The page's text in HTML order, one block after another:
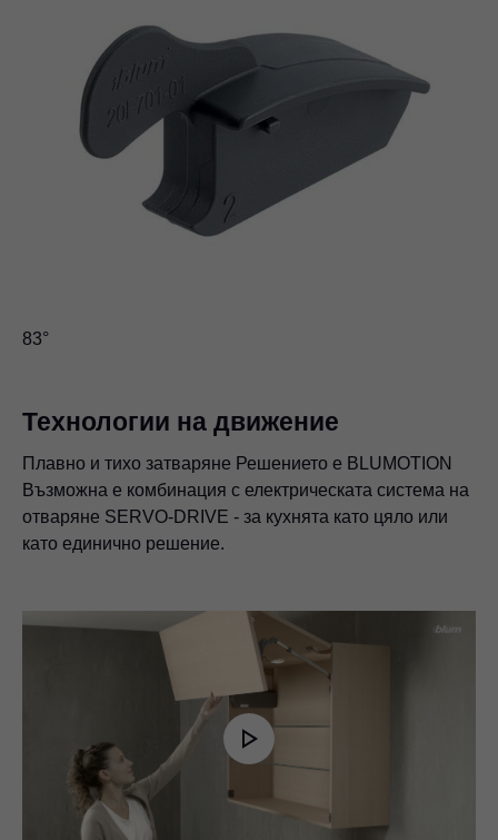
83°
Технологии на движение
Плавно и тихо затваряне Решението е BLUMOTION
Възможна е комбинация с електрическата система на
отваряне SERVO-DRIVE - за кухнята като цяло или
като единично решение.
Play
Video